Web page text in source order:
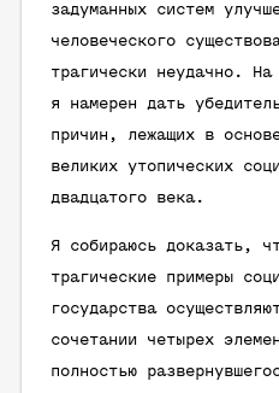
задуманных систем
человеческого
трагически неудачно. На
я намерен дать
причин, лежащих в
великих утопических
двадцатого века.
Я собираюсь доказать,
трагические примеры
государства
сочетании четырех
полностью